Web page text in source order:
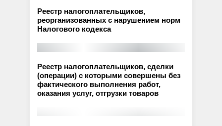
Реестр налогоплательщиков,
реорганизованных с нарушением норм
Налогового кодекса
Реестр налогоплательщиков, сделки
(операции) с которыми совершены без
фактического выполнения работ,
оказания услуг, отгрузки товаров